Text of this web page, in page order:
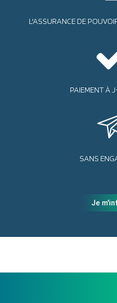
L'ASSURANCE DE
PAIEMENT À
SANS
Je